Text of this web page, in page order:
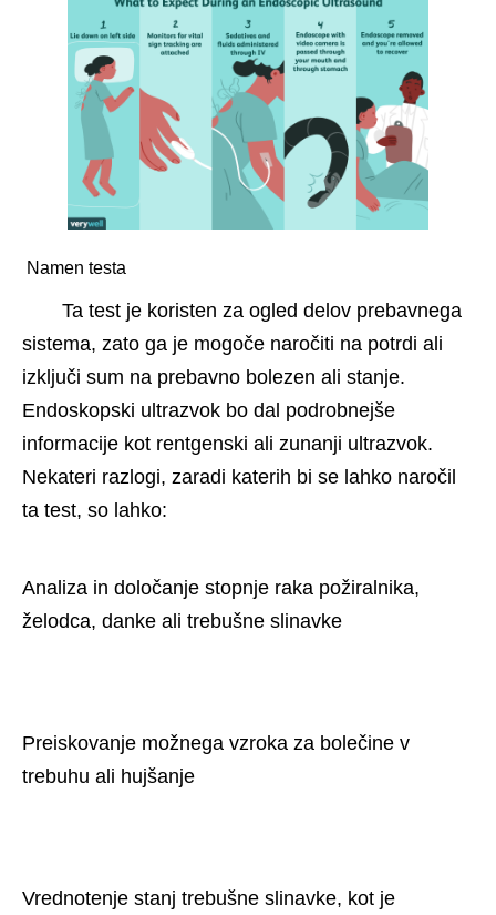
Namen testa
Ta test je koristen za ogled delov prebavnega
sistema, zato ga je mogoče naročiti na potrdi ali
izključi sum na prebavno bolezen ali stanje.
Endoskopski ultrazvok bo dal podrobnejše
informacije kot rentgenski ali zunanji ultrazvok.
Nekateri razlogi, zaradi katerih bi se lahko naročil
ta test, so lahko:
Analiza in določanje stopnje raka požiralnika,
želodca, danke ali trebušne slinavke
Preiskovanje možnega vzroka za bolečine v
trebuhu ali hujšanje
Vrednotenje stanj trebušne slinavke, kot je